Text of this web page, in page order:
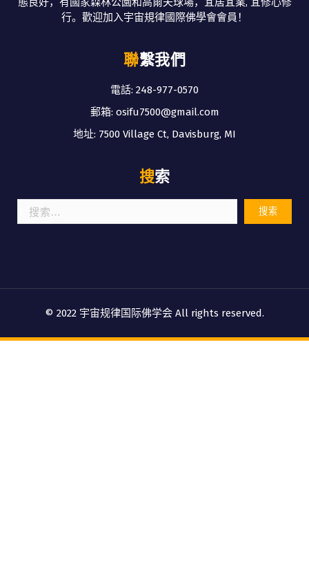
行。歡迎加入宇宙規律國際佛學會會員！
聯繫我們
電話: 248-977-0570
郵箱: osifu7500@gmail.com
地址: 7500 Village Ct, Davisburg, MI
搜索
索：
© 2022 宇宙规律国际佛学会 All rights reserved.